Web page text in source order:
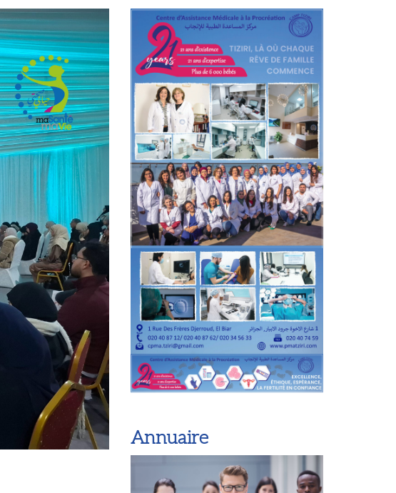
Annuaire